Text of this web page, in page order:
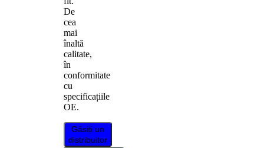
De
cea
mai
înaltă
calitate,
în
conformitate
cu
specificațiile
OE.
Găsiți un
distribuitor